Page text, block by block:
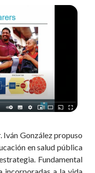
Iván González propuso
en salud pública
Fundamental